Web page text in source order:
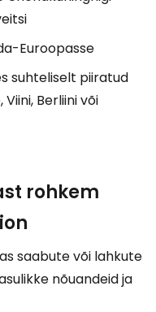
Euroopasse
suhteliselt piiratud
Berliini või
rohkem
saabute või lahkute
nõuandeid ja